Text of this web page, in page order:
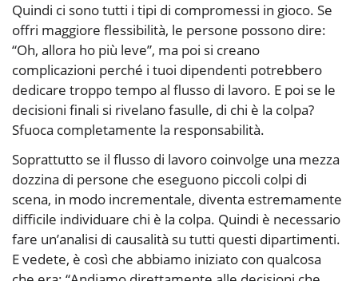
Quindi ci sono tutti i tipi di compromessi in gioco. Se
offri maggiore flessibilità, le persone possono dire:
“Oh, allora ho più leve”, ma poi si creano
complicazioni perché i tuoi dipendenti potrebbero
dedicare troppo tempo al flusso di lavoro. E poi se le
decisioni finali si rivelano fasulle, di chi è la colpa?
Sfuoca completamente la responsabilità.
Soprattutto se il flusso di lavoro coinvolge una mezza
dozzina di persone che eseguono piccoli colpi di
scena, in modo incrementale, diventa estremamente
difficile individuare chi è la colpa. Quindi è necessario
fare un’analisi di causalità su tutti questi dipartimenti.
E vedete, è così che abbiamo iniziato con qualcosa